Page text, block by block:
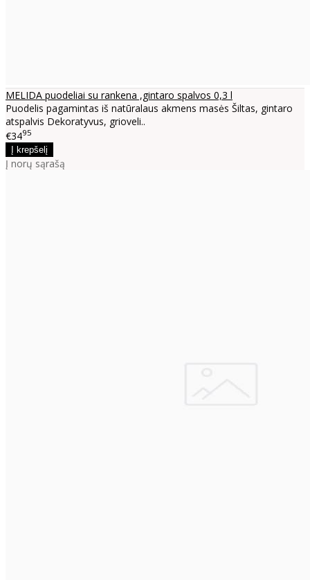
MELIDA puodeliai su rankena ,gintaro spalvos 0,3 l
Puodelis pagamintas iš natūralaus akmens masės Šiltas, gintaro
atspalvis Dekoratyvus, grioveli..
€3495
Į norų sąrašą